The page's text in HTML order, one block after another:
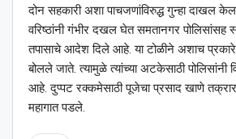
दोन सहकारी अशा पाचजणांविरुद्ध गुन्हा दाखल
वरिष्ठांनी गंभीर दखल घेत समतानगर पोलिसांसह
तपासाचे आदेश दिले आहे. या टोळीने अशाच प्रकारे
बोलले जाते. त्यामुळे त्यांच्या अटकेसाठी पोलिसांनी
आहे. दुप्पट रक्कमेसाठी पूजेचा प्रसाद खाणे
महागात पडले.